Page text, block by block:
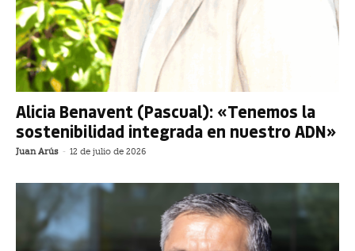
Alicia Benavent (Pascual): «Tenemos la
sostenibilidad integrada en nuestro ADN»
Juan Arús - 12 de julio de 2026